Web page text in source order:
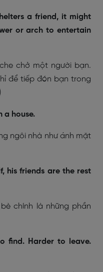
a friend, it might
or arch to entertain
chở một người bạn.
để tiếp đón bạn trong
a house.
ngôi nhà như ánh mặt
his friends are the rest
chính là những phần
find. Harder to leave.